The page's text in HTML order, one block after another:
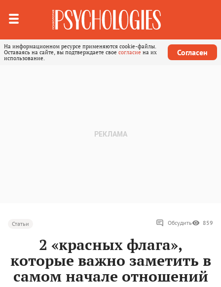
На информационном ресурсе применяются cookie-файлы.
Оставаясь на сайте, вы подтверждаете свое согласие на их
использование.
Согласен
Статьи Обсудить 859
2 «красных флага»,
которые важно заметить в
самом начале отношений